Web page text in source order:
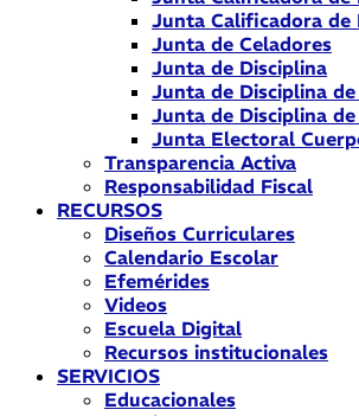
Junta Calificadora de
Junta de Celadores
Junta de Disciplina
Junta de Disciplina
Junta de Disciplina
Junta Electoral
Transparencia Activa
Responsabilidad Fiscal
RECURSOS
Diseños Curriculares
Calendario Escolar
Efemérides
Videos
Escuela Digital
Recursos institucionales
SERVICIOS
Educacionales